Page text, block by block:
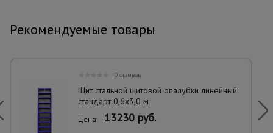
Рекомендуемые товары
0 отзывов
Щит стальной щитовой опалубки линейный
стандарт 0,6x3,0 м
Цена: 13230 руб.